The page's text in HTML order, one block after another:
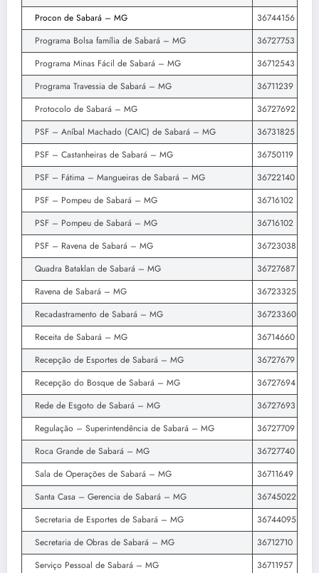
Procon de Sabará – MG
36744156
Programa Bolsa família de Sabará – MG
36727753
Programa Minas Fácil de Sabará – MG
36712543
Programa Travessia de Sabará – MG
36711239
Protocolo de Sabará – MG
36727692
PSF – Aníbal Machado (CAIC) de Sabará – MG
36731825
PSF – Castanheiras de Sabará – MG
36750119
PSF – Fátima – Mangueiras de Sabará – MG
36722140
PSF – Pompeu de Sabará – MG
36716102
PSF – Pompeu de Sabará – MG
36716102
PSF – Ravena de Sabará – MG
36723038
Quadra Bataklan de Sabará – MG
36727687
Ravena de Sabará – MG
36723325
Recadastramento de Sabará – MG
36723360
Receita de Sabará – MG
36714660
Recepção de Esportes de Sabará – MG
36727679
Recepção do Bosque de Sabará – MG
36727694
Rede de Esgoto de Sabará – MG
36727693
Regulação – Superintendência de Sabará – MG
36727709
Roca Grande de Sabará – MG
36727740
Sala de Operações de Sabará – MG
36711649
Santa Casa – Gerencia de Sabará – MG
36745022
Secretaria de Esportes de Sabará – MG
36744095
Secretaria de Obras de Sabará – MG
36712710
Serviço Pessoal de Sabará – MG
36711957